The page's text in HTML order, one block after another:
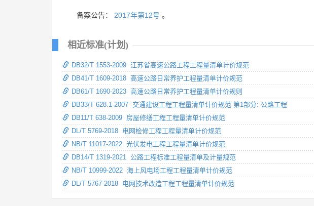
备案公告： 2017年第12号 。
相近标准(计划)
DB32/T 1553-2009 江苏省高速公路工程工程量清单计价规范
DB41/T 1609-2018 高速公路日常养护工程量清单计价规范
DB61/T 1690-2023 高速公路日常养护工程量清单计价规则
DB33/T 628.1-2007 交通建设工程工程量清单计价规范 第1部分: 公路工程
DB11/T 638-2009 房屋修缮工程工程量清单计价规范
DL/T 5769-2018 电网检修工程工程量清单计价规范
NB/T 11017-2022 光伏发电工程工程量清单计价规范
DB14/T 1319-2021 公路工程标准工程量清单及计量规范
NB/T 10999-2022 海上风电场工程工程量清单计价规范
DL/T 5767-2018 电网技术改造工程工程量清单计价规范